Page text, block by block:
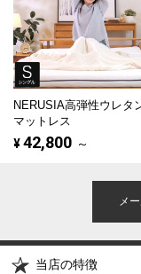
NERUSIA高弾性ウレタ
マットレス
¥42,800 ～
メ
当店の特徴